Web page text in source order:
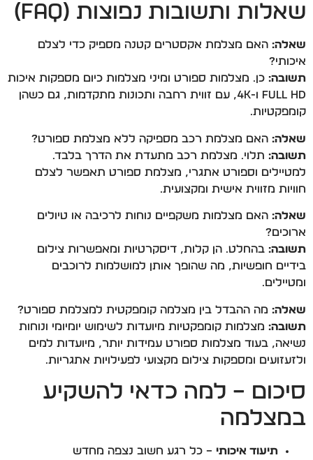
שאלות ותשובות נפוצות (FAQ)
שאלה: האם מצלמת אקסטרים קטנה מספיק כדי לצלם
איכותי?
תשובה: כן. מצלמות ספורט ומיני מצלמות כיום מספקות איכות
Full HD ו-4K, עם זווית רחבה ותכונות מתקדמות, גם כשהן
קומפקטיות.
שאלה: האם מצלמת רכב מספיקה ללא מצלמת ספורט?
תשובה: תלוי. מצלמת רכב מתעדת את הדרך בלבד.
למטיילים וספורט אתגרי, מצלמת ספורט תאפשר לצלם
חוויות מזווית אישית ומקצועית.
שאלה: האם מצלמות משקפיים נוחות לרכיבה או טיולים
ארוכים?
תשובה: בהחלט. הן קלות, דיסקרטיות ומאפשרות צילום
בידיים חופשיות, מה שהופך אותן למושלמות לרוכבים
ומטיילים.
שאלה: מה ההבדל בין מצלמה קומפקטית למצלמת ספורט?
תשובה: מצלמות קומפקטיות מיועדות לשימוש יומיומי ונוחות
נשיאה, בעוד מצלמות ספורט עמידות יותר, מיועדות למים
ולזעזועים ומספקות צילום מקצועי לפעילויות אתגריות.
סיכום – למה כדאי להשקיע
במצלמה
תיעוד איכותי – כל רגע חשוב נצפה מחדש